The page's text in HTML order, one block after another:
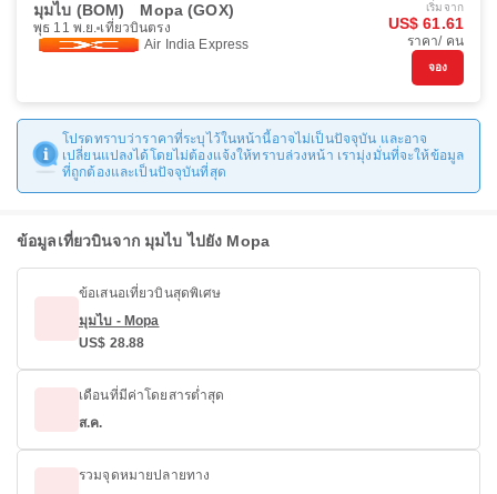
มุมไบ (BOM) Mopa (GOX)
พุธ 11 พ.ย. เที่ยวบินตรง
Air India Express
เริ่มจาก
US$ 61.61
ราคา/ คน
จอง
โปรดทราบว่าราคาที่ระบุไว้ในหน้านี้อาจไม่เป็นปัจจุบัน และอาจ
เปลี่ยนแปลงได้โดยไม่ต้องแจ้งให้ทราบล่วงหน้า เรามุ่งมั่นที่จะให้ข้อมูล
ที่ถูกต้องและเป็นปัจจุบันที่สุด
ข้อมูลเที่ยวบินจาก มุมไบ ไปยัง Mopa
ข้อเสนอเที่ยวบินสุดพิเศษ
มุมไบ - Mopa
US$ 28.88
เดือนที่มีค่าโดยสารต่ำสุด
ส.ค.
รวมจุดหมายปลายทาง